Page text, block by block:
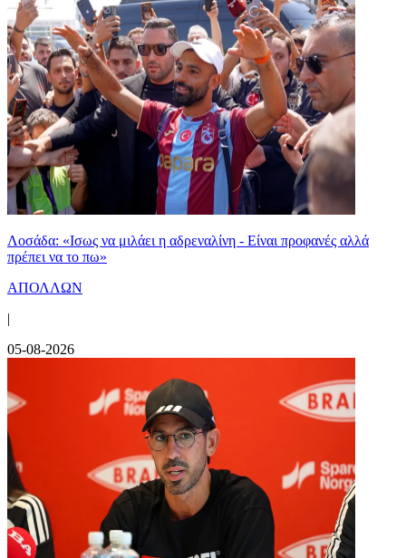
Λοσάδα: «Ισως να μιλάει η αδρεναλίνη - Είναι προφανές αλλά
πρέπει να το πω»
ΑΠΟΛΛΩΝ
|
05-08-2026